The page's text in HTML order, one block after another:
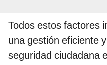
Todos estos factores
una gestión eficiente
seguridad ciudadana